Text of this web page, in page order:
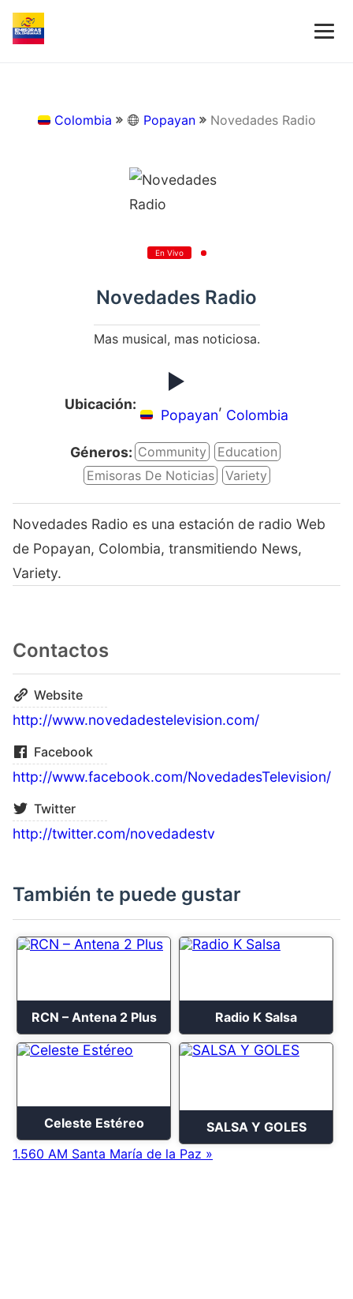
Colombia Popayan Novedades Radio
En Vivo
Novedades Radio
Mas musical, mas noticiosa.
Ubicación:
Popayan
,
Colombia
Géneros: Community
Education
Emisoras De Noticias
Variety
Novedades Radio es una estación de radio Web
de Popayan, Colombia, transmitiendo News,
Variety.
Contactos
Website
http://www.novedadestelevision.com/
Facebook
http://www.facebook.com/NovedadesTelevision/
Twitter
http://twitter.com/novedadestv
También te puede gustar
RCN – Antena 2 Plus Radio K Salsa
Celeste Estéreo
SALSA Y GOLES
1.560 AM Santa María de la Paz »